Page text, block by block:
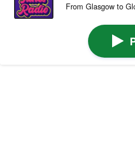
From Glasgow to